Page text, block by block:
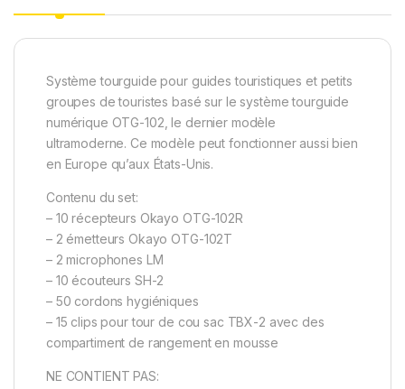
Système tourguide pour guides touristiques et petits
groupes de touristes basé sur le système tourguide
numérique OTG-102, le dernier modèle
ultramoderne. Ce modèle peut fonctionner aussi bien
en Europe qu’aux États-Unis.
Contenu du set:
– 10 récepteurs Okayo OTG-102R
– 2 émetteurs Okayo OTG-102T
– 2 microphones LM
– 10 écouteurs SH-2
– 50 cordons hygiéniques
– 15 clips pour tour de cou sac TBX-2 avec des
compartiment de rangement en mousse
NE CONTIENT PAS: